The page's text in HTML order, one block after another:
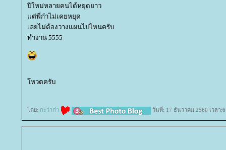
ปีใหม่หลายคนได้หยุดยาว
ต่พี่ก๋าไม่เคยหยุด
เลยไม่ต้องวางแผนไปไหนครับ
ทำงาน 5555
หวตครับ
ดย: กะว่าก๋า วันที่: 17 ธันวาคม 2560 เวลา